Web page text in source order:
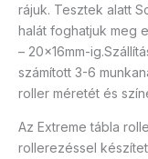
rájuk. Tesztek alatt
halát foghatjuk meg
– 20x16mm-
számított 3-6
roller méretét és
Az Extreme tábla
rollerezéssel